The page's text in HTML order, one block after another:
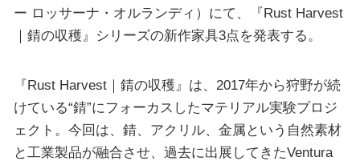
ー ロッサーナ・オルランディ）にて、『Rust Harvest
｜錆の収穫』シリーズの新作家具3点を発表する。
『Rust Harvest｜錆の収穫』は、2017年から狩野が続
けている“錆”にフォーカスしたマテリアル実験プロジ
ェクト。今回は、錆、アクリル、金属という自然素材
と工業製品が融合させ、過去に出展してきたVentura